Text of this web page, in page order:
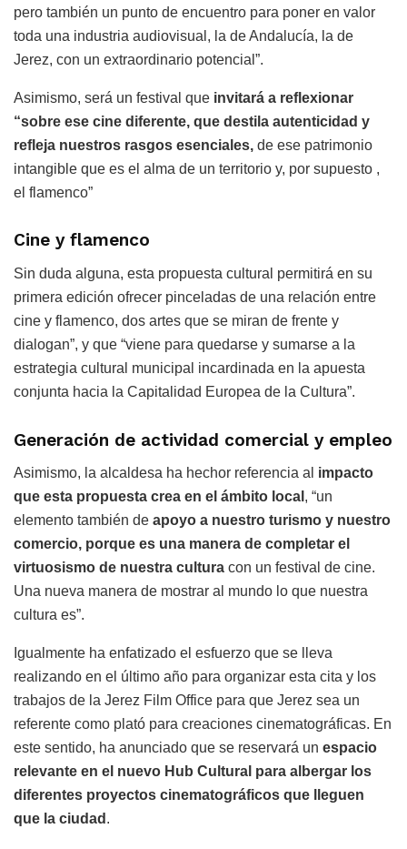
pero también un punto de encuentro para poner en valor
toda una industria audiovisual, la de Andalucía, la de
Jerez, con un extraordinario potencial”.
Asimismo, será un festival que invitará a reflexionar
“sobre ese cine diferente, que destila autenticidad y
refleja nuestros rasgos esenciales, de ese patrimonio
intangible que es el alma de un territorio y, por supuesto ,
el flamenco”
Cine y flamenco
Sin duda alguna, esta propuesta cultural permitirá en su
primera edición ofrecer pinceladas de una relación entre
cine y flamenco, dos artes que se miran de frente y
dialogan”, y que “viene para quedarse y sumarse a la
estrategia cultural municipal incardinada en la apuesta
conjunta hacia la Capitalidad Europea de la Cultura”.
Generación de actividad comercial y empleo
Asimismo, la alcaldesa ha hechor referencia al impacto
que esta propuesta crea en el ámbito local , “un
elemento también de apoyo a nuestro turismo y nuestro
comercio, porque es una manera de completar el
virtuosismo de nuestra cultura con un festival de cine.
Una nueva manera de mostrar al mundo lo que nuestra
cultura es”.
Igualmente ha enfatizado el esfuerzo que se lleva
realizando en el último año para organizar esta cita y los
trabajos de la Jerez Film Office para que Jerez sea un
referente como plató para creaciones cinematográficas. En
este sentido, ha anunciado que se reservará un espacio
relevante en el nuevo Hub Cultural para albergar los
diferentes proyectos cinematográficos que lleguen
que la ciudad .